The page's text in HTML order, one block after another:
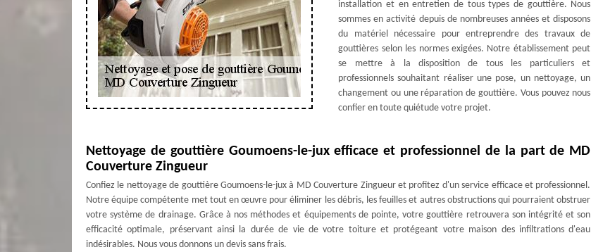
installation et en entretien de tous types de gouttière. Nous
sommes en activité depuis de nombreuses années et disposons
du matériel nécessaire pour entreprendre des travaux de
gouttières selon les normes exigées. Notre établissement peut
se mettre à la disposition de tous les particuliers et
professionnels souhaitant réaliser une pose, un nettoyage, un
changement ou une réparation de gouttière. Vous pouvez nous
confier en toute quiétude votre projet.
Nettoyage de gouttière Goumoens-le-jux efficace et professionnel de la part de MD
Couverture Zingueur
Confiez le nettoyage de gouttière Goumoens-le-jux à MD Couverture Zingueur et profitez d'un service efficace et professionnel.
Notre équipe compétente met tout en œuvre pour éliminer les débris, les feuilles et autres obstructions qui pourraient obstruer
votre système de drainage. Grâce à nos méthodes et équipements de pointe, votre gouttière retrouvera son intégrité et son
efficacité optimale, préservant ainsi la durée de vie de votre toiture et protégeant votre maison des infiltrations d'eau
indésirables. Nous vous donnons un devis sans frais.